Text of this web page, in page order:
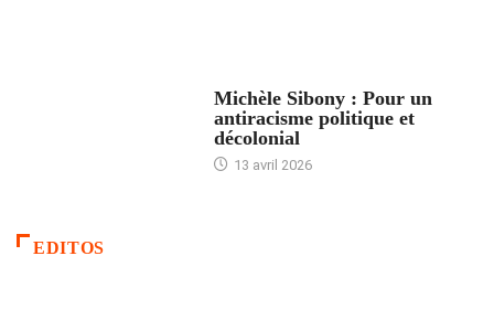
Michèle Sibony : Pour un
antiracisme politique et
décolonial
13 avril 2026
EDITOS